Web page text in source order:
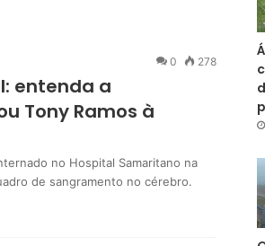
0 278
entenda a
Tony Ramos à
no Hospital Samaritano na
de sangramento no cérebro.